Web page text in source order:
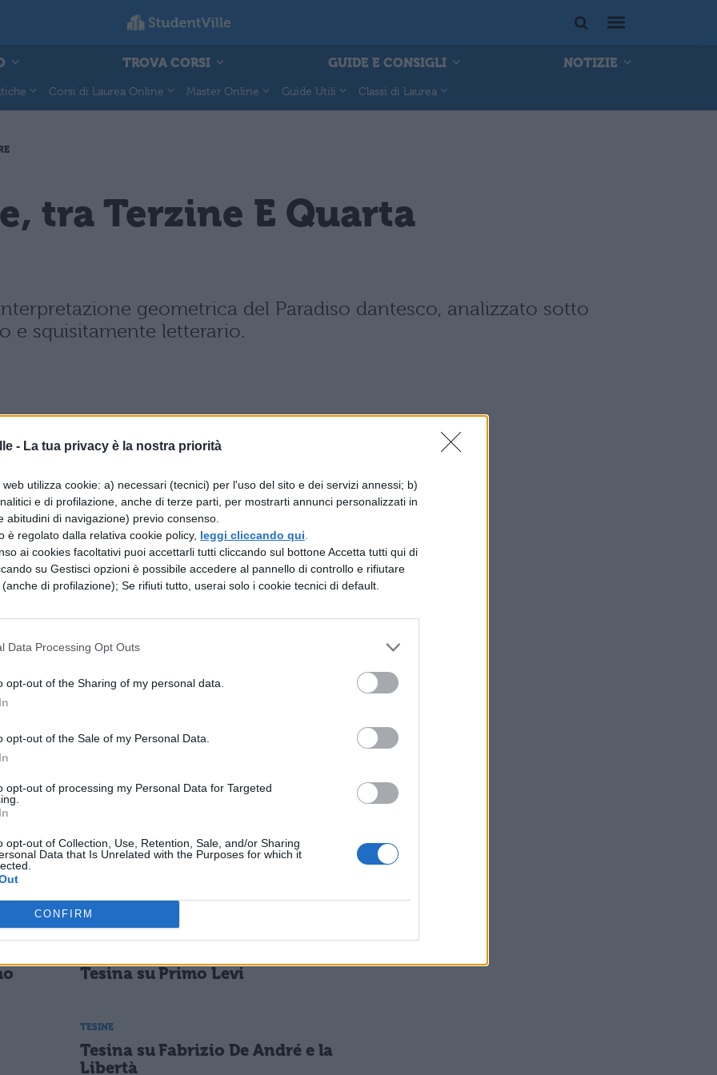
- La tua privacy è la nostra priorità
utilizza cookie: a) necessari (tecnici) per l'uso del sito e dei servizi annessi; b)
e di profilazione, anche di terze parti, per mostrarti annunci personalizzati in
abitudini di navigazione) previo consenso.
è regolato dalla relativa cookie policy, leggi cliccando qui
ai cookies facoltativi puoi accettarli tutti cliccando sul bottone Accetta tutti qui di
su Gestisci opzioni è possibile accedere al pannello di controllo e rifiutare
di profilazione); Se rifiuti tutto, userai solo i cookie tecnici di default.
Data Processing Opt Outs
opt-out of the Sharing of my personal data.
opt-out of the Sale of my Personal Data.
opt-out of processing my Personal Data for Targeted
opt-out of Collection, Use, Retention, Sale, and/or Sharing
Data that Is Unrelated with the Purposes for which it
CONFIRM
TROVA CORSI GUIDE E CONSIGLI
NOTIZIE
Corsi di Laurea Online Master Online Guide Utili Classi di Laurea
tra Terzine E Quarta
geometrica del Paradiso dantesco, analizzato sotto
e squisitamente letterario.
Dante Alighieri
Dante Alighieriper l’Esame di Maturità ,
relazione fra poetica e struttura del Paradiso
geometrica e matematica. Scopri i dettagli e
al completo, ideale per trarre spunto nella
il Liceo Scientifico.
il contenuto
Tesina sul Positivismo
Tesina sul Rapporto
Tesina su Primo Levi
TESINE
Tesina su Fabrizio De André e la
Libertà